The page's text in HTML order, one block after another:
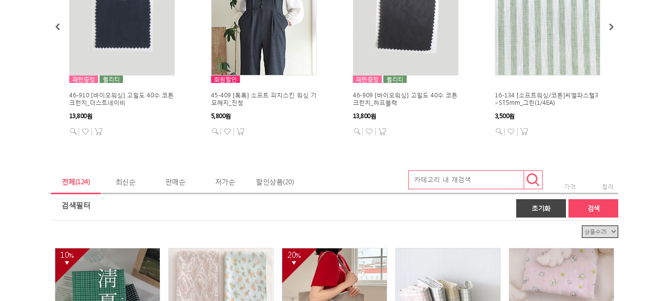
패턴증정 퀄리티
46-910 [바이오워싱] 고밀도 40수 코튼
크런치_더스트네이비
13,800원
회원할인
45-409 [톡톡] 소프트 피치스킨 워싱 기
모해지_진청
5,800원
패턴증정 퀄리티
46-909 [바이오워싱] 고밀도 40수 코튼
크런치_하프블랙
13,800원
16-134 [소프트워싱/코튼]씨엘파스텔3
>ST.5mm_그린(1/4EA)
3,500원
전체(124) 최신순 판매순 저가순 할인상품(20)
컬러
가격
검색필터 초기화 검색
10%
▼
20%
▼